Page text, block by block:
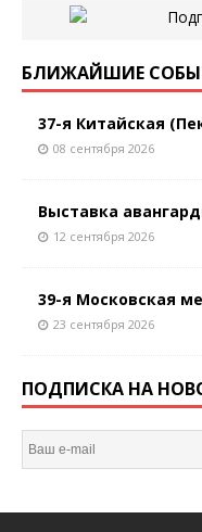
БЛИЖАЙШИЕ
37-я Китайская
08 сентября 2026
Выставка
12 сентября 2026
39-я Московская
23 сентября 2026
ПОДПИСКА НА